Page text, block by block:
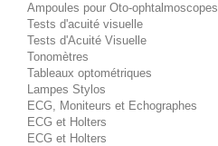
Ampoules pour Oto-ophtalmoscopes
Tests d'acuité visuelle
Tests d'Acuité Visuelle
Tonomètres
Tableaux optométriques
Lampes Stylos
ECG, Moniteurs et Echographes
ECG et Holters
ECG et Holters